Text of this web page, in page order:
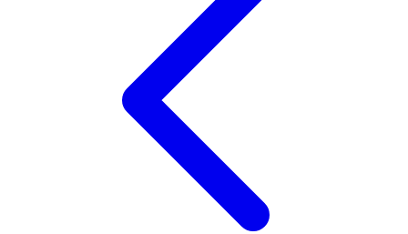
Identitate vizuală pentru brandul tău
Buget pentru micro, mică, mijlocie